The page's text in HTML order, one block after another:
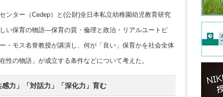
ター（Cedep）と(公財)全日本私立幼稚園幼児教育研究
い保育の物語―保育の質・倫理と政治・リアルユートピ
・モス名誉教授が講演し、何が「良い」保育かを社会全体
性の物語」が成立する条件などについて考えた。
力」「対話力」「深化力」育む